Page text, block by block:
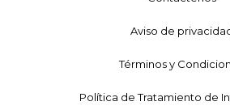
Aviso de
Términos y
Política de Tratamiento de